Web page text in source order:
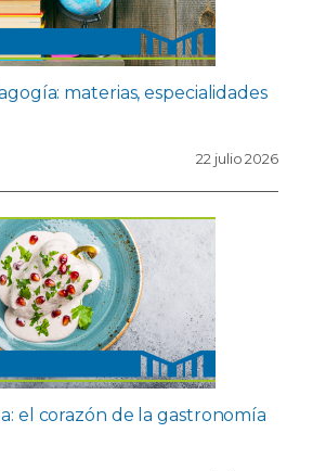
materias, especialidades
22 julio 2026
el corazón de la gastronomía